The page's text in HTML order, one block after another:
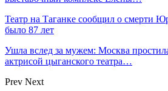
Театр на Таганке сообщил о смерти
было 87 лет
Ушла вслед за мужем: Москва
актрисой цыганского театра…
Prev Next